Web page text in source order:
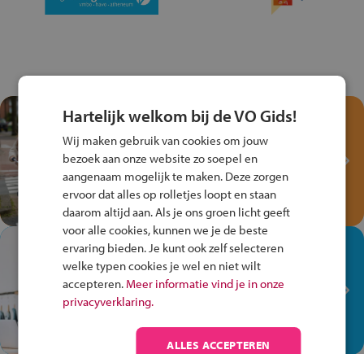
Test je kennis met het
Fiets Veilig
Verkeersspel!
Speel het Fiets Veilig Verkeersspel
en win een Cortina-fiets!
In de winkel ben je op je
plek!
Ontdek via het vmbo jouw talent
op de winkelvloer, waar elke dag
anders is!
Hartelijk welkom bij de VO Gids!
Wij maken gebruik van cookies om jouw
bezoek aan onze website zo soepel en
aangenaam mogelijk te maken. Deze zorgen
ervoor dat alles op rolletjes loopt en staan
daarom altijd aan. Als je ons groen licht geeft
voor alle cookies, kunnen we je de beste
ervaring bieden. Je kunt ook zelf selecteren
welke typen cookies je wel en niet wilt
accepteren. Meer informatie vind je in onze
privacyverklaring.
ALLES ACCEPTEREN